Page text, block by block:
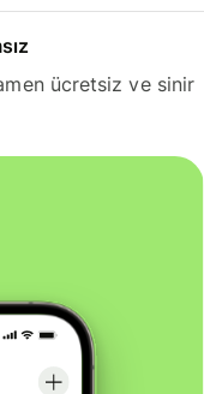
ücretsiz ve sinir